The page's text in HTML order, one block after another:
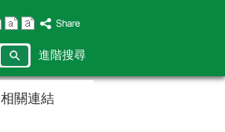
搜
尋
進階搜尋
相關連結